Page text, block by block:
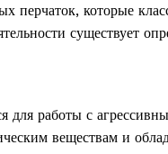
перчаток, которые
существует
работы с
веществам и